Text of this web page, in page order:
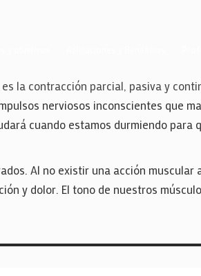
la contracción parcial, pasiva y
nerviosos inconscientes que
cuando estamos durmiendo para
Al no existir una acción muscular
y dolor. El tono de nuestros